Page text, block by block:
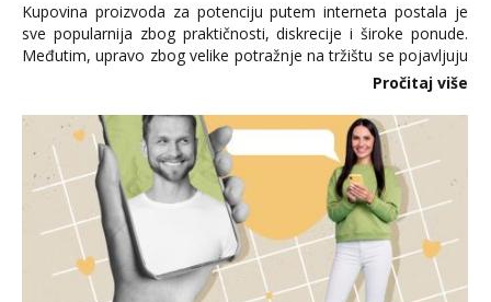
Kupovina proizvoda za potenciju putem interneta postala je
sve popularnija zbog praktičnosti, diskrecije i široke ponude.
Međutim, upravo zbog velike potražnje na tržištu se pojavljuju
i brojni krivotvoreni proizvodi, nepouzdane internetske
Pročitaj više